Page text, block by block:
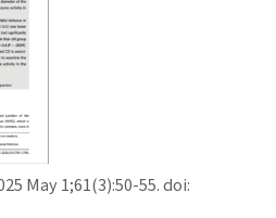
May 1;61(3):50-55. doi: